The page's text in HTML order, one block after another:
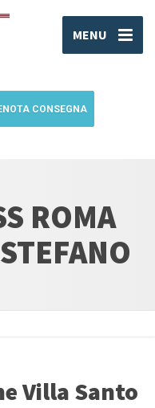
MENU
CONSEGNA
ROMA
Villa Santo